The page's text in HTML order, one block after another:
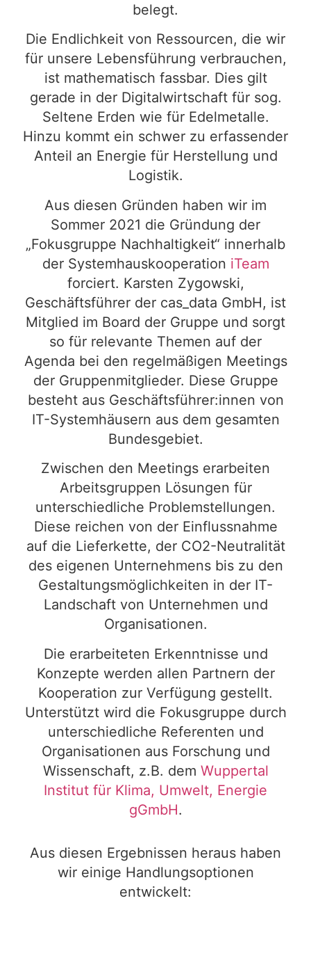
belegt.
Die Endlichkeit von Ressourcen, die wir
für unsere Lebensführung verbrauchen,
ist mathematisch fassbar. Dies gilt
gerade in der Digitalwirtschaft für sog.
Seltene Erden wie für Edelmetalle.
Hinzu kommt ein schwer zu erfassender
Anteil an Energie für Herstellung und
Logistik.
Aus diesen Gründen haben wir im
Sommer 2021 die Gründung der
„Fokusgruppe Nachhaltigkeit“ innerhalb
der Systemhauskooperation iTeam
forciert. Karsten Zygowski,
Geschäftsführer der cas_data GmbH, ist
Mitglied im Board der Gruppe und sorgt
so für relevante Themen auf der
Agenda bei den regelmäßigen Meetings
der Gruppenmitglieder. Diese Gruppe
besteht aus Geschäftsführer:innen von
IT-Systemhäusern aus dem gesamten
Bundesgebiet.
Zwischen den Meetings erarbeiten
Arbeitsgruppen Lösungen für
unterschiedliche Problemstellungen.
Diese reichen von der Einflussnahme
auf die Lieferkette, der CO2-Neutralität
des eigenen Unternehmens bis zu den
Gestaltungsmöglichkeiten in der IT-
Landschaft von Unternehmen und
Organisationen.
Die erarbeiteten Erkenntnisse und
Konzepte werden allen Partnern der
Kooperation zur Verfügung gestellt.
Unterstützt wird die Fokusgruppe durch
unterschiedliche Referenten und
Organisationen aus Forschung und
Wissenschaft, z.B. dem Wuppertal
Institut für Klima, Umwelt, Energie
gGmbH.
Aus diesen Ergebnissen heraus haben
wir einige Handlungsoptionen
entwickelt: